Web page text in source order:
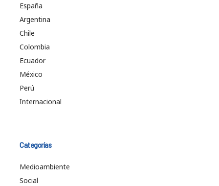
España
Argentina
Chile
Colombia
Ecuador
México
Perú
Internacional
Categorías
Medioambiente
Social